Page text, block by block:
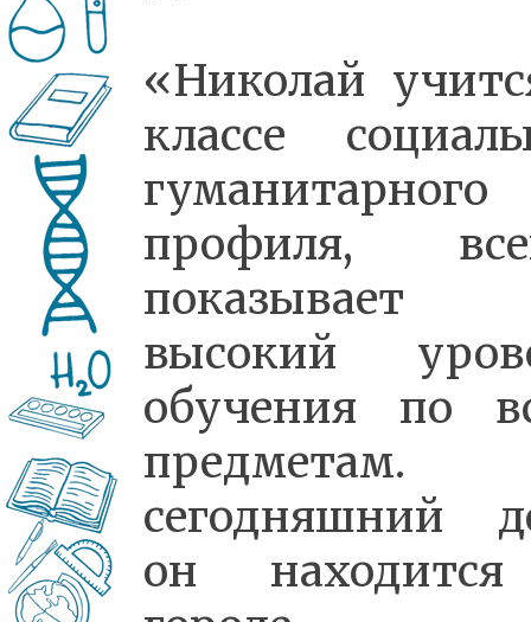
«Николай
классе
гуманитарного
профиля,
показывает
высокий
обучения по
предметам.
сегодняшний
он